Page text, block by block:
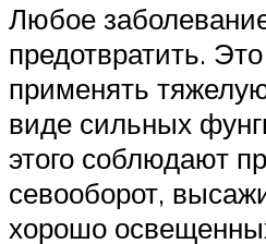
Любое
предотвратить.
применять
виде сильных
этого соблюдают
севооборот,
хорошо